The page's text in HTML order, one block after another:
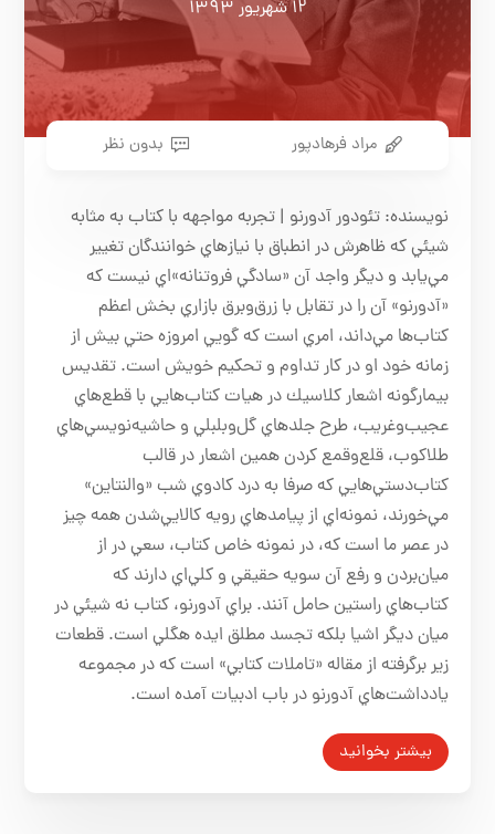
۱۲ شهریور ۱۳۹۳
مراد فرهادپور بدون نظر
نویسنده: تئودور آدورنو |‌ تجربه مواجهه با كتاب به مثابه
شيئي كه ظاهرش در انطباق با نيازهاي خوانندگان تغيير
مي‌يابد و ديگر واجد آن «سادگي فروتنانه»اي نيست كه
«آدورنو» آن را در تقابل با زرق‌وبرق بازاري بخش اعظم
كتاب‌ها مي‌داند، امري است كه گويي امروزه حتي بيش از
زمانه خود او در كار تداوم و تحكيم خويش است. تقديس
بيمارگونه اشعار كلاسيك در هيات كتاب‌هايي با قطع‌هاي
عجيب‌وغريب، طرح جلدهاي گل‌وبلبلي و حاشيه‌نويسي‌هاي
طلاكوب، قلع‌وقمع كردن همين اشعار در قالب
كتاب‌دستي‌هايي كه صرفا به درد كادوي شب «والنتاين»
مي‌خورند، نمونه‌اي از پيامدهاي رويه كالايي‌شدن همه چيز
در عصر ما است كه، در نمونه خاص كتاب، سعي در از
ميان‌بردن و رفع آن سويه حقيقي ‌و كلي‌اي ‌دارند كه
كتاب‌هاي راستين حامل آنند. براي آدورنو، كتاب نه شيئي در
ميان ديگر اشيا بلكه تجسد مطلق ايده هگلي است. قطعات
زير برگرفته از مقاله «تاملات كتابي» است كه در مجموعه
يادداشت‌‌‌‌هاي آدورنو در باب ادبيات آمده است.
بیشتر بخوانید